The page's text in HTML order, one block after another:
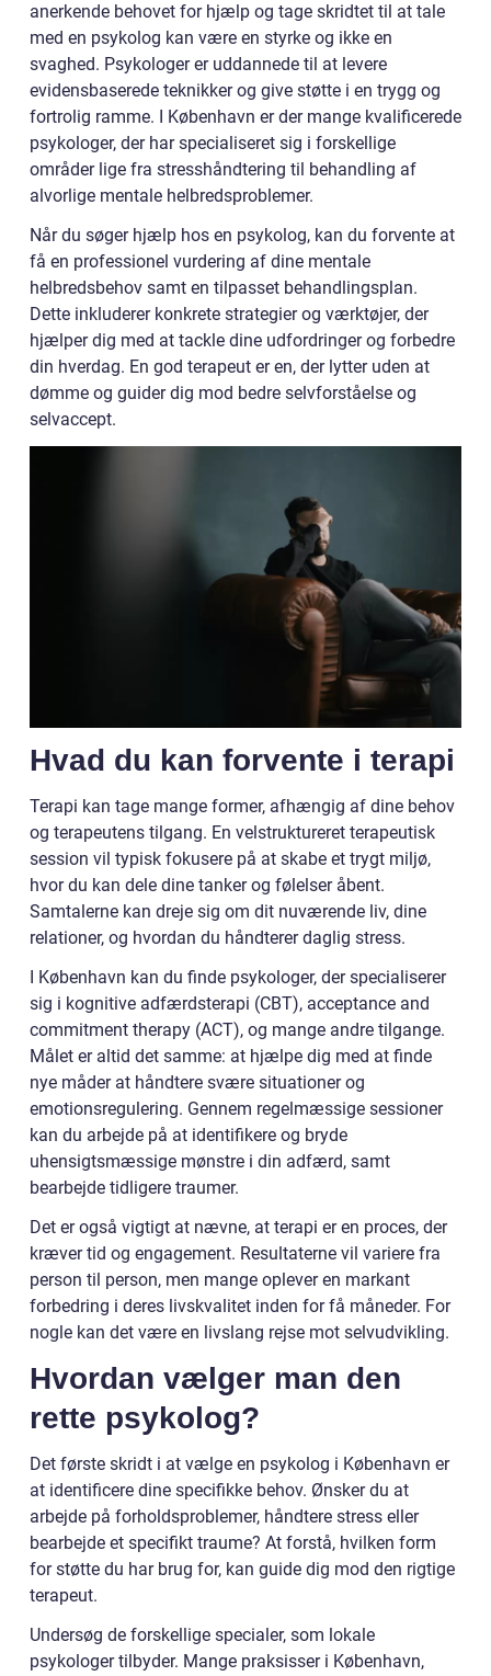
anerkende behovet for hjælp og tage skridtet til at tale
med en psykolog kan være en styrke og ikke en
svaghed. Psykologer er uddannede til at levere
evidensbaserede teknikker og give støtte i en trygg og
fortrolig ramme. I København er der mange kvalificerede
psykologer, der har specialiseret sig i forskellige
områder lige fra stresshåndtering til behandling af
alvorlige mentale helbredsproblemer.
Når du søger hjælp hos en psykolog, kan du forvente at
få en professionel vurdering af dine mentale
helbredsbehov samt en tilpasset behandlingsplan.
Dette inkluderer konkrete strategier og værktøjer, der
hjælper dig med at tackle dine udfordringer og forbedre
din hverdag. En god terapeut er en, der lytter uden at
dømme og guider dig mod bedre selvforståelse og
selvaccept.
Hvad du kan forvente i terapi
Terapi kan tage mange former, afhængig af dine behov
og terapeutens tilgang. En velstruktureret terapeutisk
session vil typisk fokusere på at skabe et trygt miljø,
hvor du kan dele dine tanker og følelser åbent.
Samtalerne kan dreje sig om dit nuværende liv, dine
relationer, og hvordan du håndterer daglig stress.
I København kan du finde psykologer, der specialiserer
sig i kognitive adfærdsterapi (CBT), acceptance and
commitment therapy (ACT), og mange andre tilgange.
Målet er altid det samme: at hjælpe dig med at finde
nye måder at håndtere svære situationer og
emotionsregulering. Gennem regelmæssige sessioner
kan du arbejde på at identifikere og bryde
uhensigtsmæssige mønstre i din adfærd, samt
bearbejde tidligere traumer.
Det er også vigtigt at nævne, at terapi er en proces, der
kræver tid og engagement. Resultaterne vil variere fra
person til person, men mange oplever en markant
forbedring i deres livskvalitet inden for få måneder. For
nogle kan det være en livslang rejse mot selvudvikling.
Hvordan vælger man den
rette psykolog?
Det første skridt i at vælge en psykolog i København er
at identificere dine specifikke behov. Ønsker du at
arbejde på forholdsproblemer, håndtere stress eller
bearbejde et specifikt traume? At forstå, hvilken form
for støtte du har brug for, kan guide dig mod den rigtige
terapeut.
Undersøg de forskellige specialer, som lokale
psykologer tilbyder. Mange praksisser i København,